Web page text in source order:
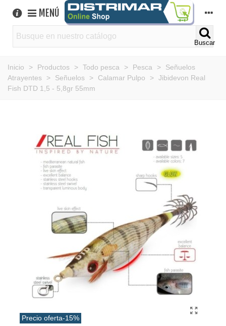
MENÚ
Buscar
Inicio > Productos > Todo pesca > Pesca >
Señuelos
Atrayentes
> Señuelos > Calamar Pulpo > Jibidevon Real
Fish DTD 1,5 - 5,8gr 55mm
Precio oferta-15%